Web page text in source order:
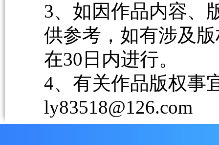
3、如因作品内容、
供参考，如有涉及
在30日内进行。
4、有关作品版权事
ly83518@126.com